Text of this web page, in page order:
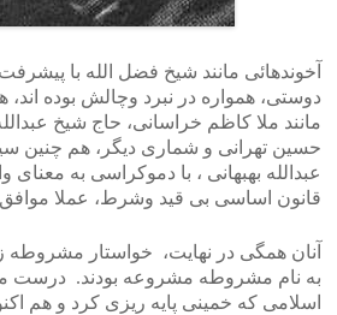
آخوندهائی مانند شیخ فضل الله با
دوستی، همواره در نبرد وچالش بوده
مانند ملا کاظم خراسانی، حاج شیخ
حسین تهرانی و شماری دیگر، هم چنین
عبدالله بهبهانی ، با دموکراسی به
قانون اساسی بی قید وشرط، عملا موافق
آنان همگی در نهایت، خواستار
به نام مشروطه مشروعه بودند. درست